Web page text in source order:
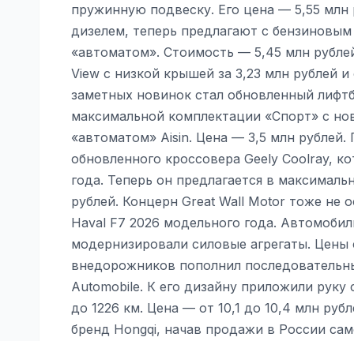
пружинную подвеску. Его цена — 5,55 млн
дизелем, теперь предлагают с
«автоматом». Стоимость — 5,45 млн
View с низкой крышей за 3,23 млн рублей
заметных новинок стал обновленный
максимальной комплектации «Спорт» с
«автоматом» Aisin. Цена — 3,5 млн
обновленного кроссовера Geely Coolray,
года. Теперь он предлагается в
рублей. Концерн Great Wall Motor тоже не
Haval F7 2026 модельного года.
модернизировали силовые агрегаты.
внедорожников пополнил
Automobile. К его дизайну приложили руку
до 1226 км. Цена — от 10,1 до 10,4 млн
бренд Hongqi, начав продажи в России